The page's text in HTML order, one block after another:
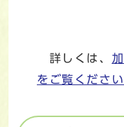
詳しくは、
をご覧ください